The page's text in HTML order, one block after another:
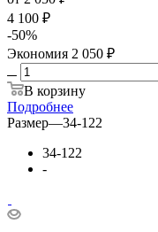
4 100 ₽
-50%
Экономия 2 050 ₽
В корзину
Подробнее
Размер—34-122
34-122
-